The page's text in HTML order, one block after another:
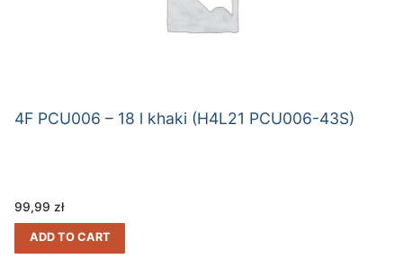
4F PCU006 – 18 l khaki (H4L21 PCU006-43S)
99,99 zł
ADD TO CART